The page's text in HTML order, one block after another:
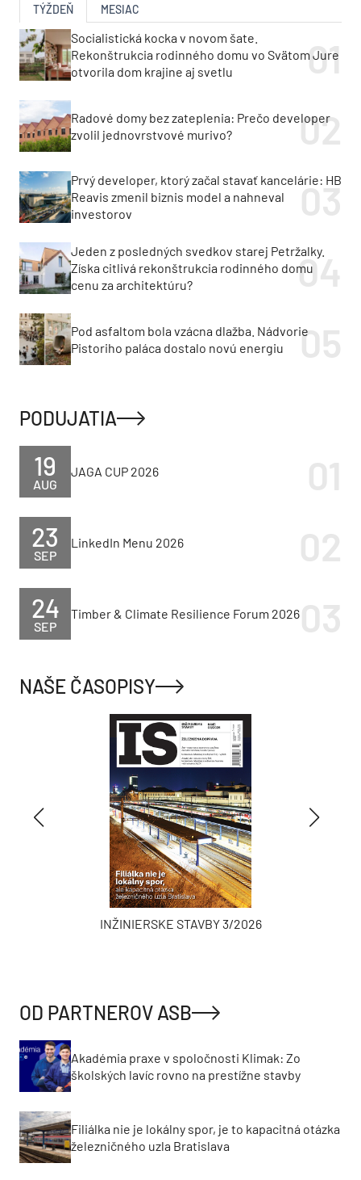
TÝŽDEŇ MESIAC
Socialistická kocka v novom šate.
Rekonštrukcia rodinného domu vo Svätom Jure
otvorila dom krajine aj svetlu
Radové domy bez zateplenia: Prečo developer
zvolil jednovrstvové murivo?
Prvý developer, ktorý začal stavať kancelárie: HB
Reavis zmenil biznis model a nahneval
investorov
Jeden z posledných svedkov starej Petržalky.
Získa citlivá rekonštrukcia rodinného domu
cenu za architektúru?
Pod asfaltom bola vzácna dlažba. Nádvorie
Pistoriho paláca dostalo novú energiu
PODUJATIA
AUG
19 JAGA CUP 2026
SEP
23 LinkedIn Menu 2026
SEP
24 Timber & Climate Resilience Forum 2026
NAŠE ČASOPISY
INŽINIERSKE STAVBY 3/2026
OD PARTNEROV ASB
Akadémia praxe v spoločnosti Klimak: Zo
školských lavíc rovno na prestížne stavby
Filiálka nie je lokálny spor, je to kapacitná otázka
železničného uzla Bratislava